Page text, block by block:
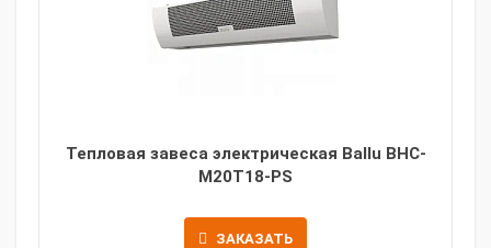
Тепловая завеса электрическая Ballu BHC-
M20T18-PS
ЗАКАЗАТЬ